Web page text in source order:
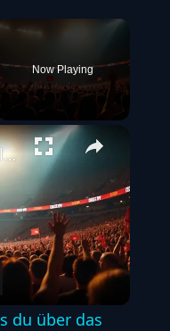
Now Playing
Super Bowl LIX: Alles, was du über das Mega-Event wissen musst
du über das